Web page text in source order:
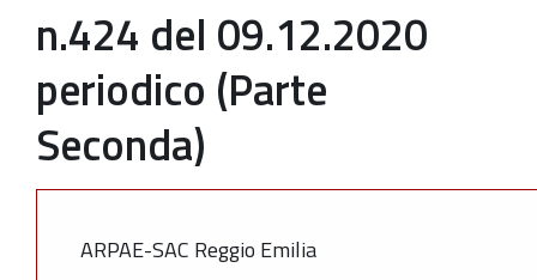
n.424 del 09.12.2020
periodico (Parte
Seconda)
ARPAE-SAC Reggio Emilia